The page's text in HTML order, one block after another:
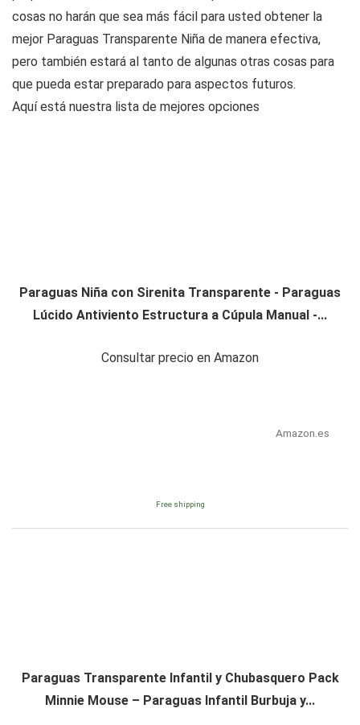
cosas no harán que sea más fácil para usted obtener la
mejor Paraguas Transparente Niña de manera efectiva,
pero también estará al tanto de algunas otras cosas para
que pueda estar preparado para aspectos futuros.
Aquí está nuestra lista de mejores opciones
Paraguas Niña con Sirenita Transparente - Paraguas
Lúcido Antiviento Estructura a Cúpula Manual -...
Consultar precio en Amazon
Amazon.es
Free shipping
Paraguas Transparente Infantil y Chubasquero Pack
Minnie Mouse – Paraguas Infantil Burbuja y...